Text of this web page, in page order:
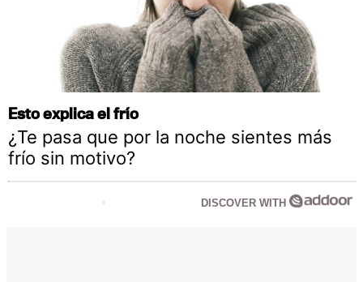
Esto explica el frío
¿Te pasa que por la noche sientes más
frío sin motivo?
DISCOVER WITH